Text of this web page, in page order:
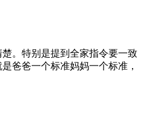
。特别是提到全家指令要一致
爸爸一个标准妈妈一个标准，